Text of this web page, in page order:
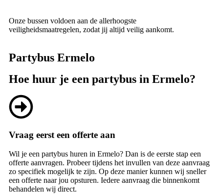
Onze bussen voldoen aan de allerhoogste
veiligheidsmaatregelen, zodat jij altijd veilig aankomt.
Partybus Ermelo
Hoe huur je een partybus in Ermelo?
Vraag eerst een offerte aan
Wil je een partybus huren in Ermelo? Dan is de eerste stap een
offerte aanvragen. Probeer tijdens het invullen van deze aanvraag
zo specifiek mogelijk te zijn. Op deze manier kunnen wij sneller
een offerte naar jou opsturen. Iedere aanvraag die binnenkomt
behandelen wij direct.